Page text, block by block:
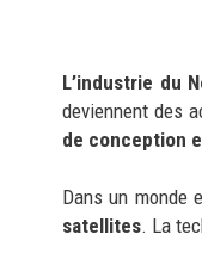
L’industrie du
deviennent des
de conception
Dans un monde
satellites. La